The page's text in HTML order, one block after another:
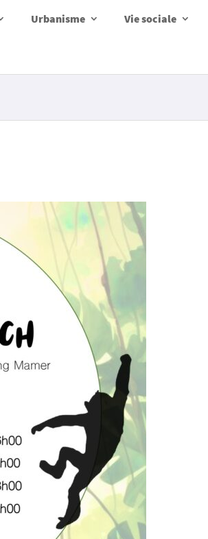
Urbanisme Vie sociale